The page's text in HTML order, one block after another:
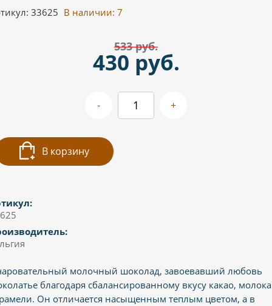
33625 В наличии: 7
533 руб.
430 руб.
- +
В корзину
молочный шоколад, завоевавший любовь
благодаря сбалансированному вкусу какао,
Он отличается насыщенным теплым цветом, а в